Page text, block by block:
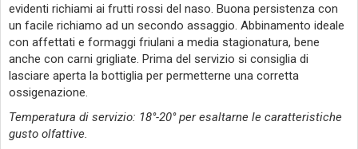
evidenti richiami ai frutti rossi del naso. Buona persistenza con
un facile richiamo ad un secondo assaggio. Abbinamento ideale
con affettati e formaggi friulani a media stagionatura, bene
anche con carni grigliate. Prima del servizio si consiglia di
lasciare aperta la bottiglia per permetterne una corretta
ossigenazione.
Temperatura di servizio: 18°-20° per esaltarne le caratteristiche
gusto olfattive.